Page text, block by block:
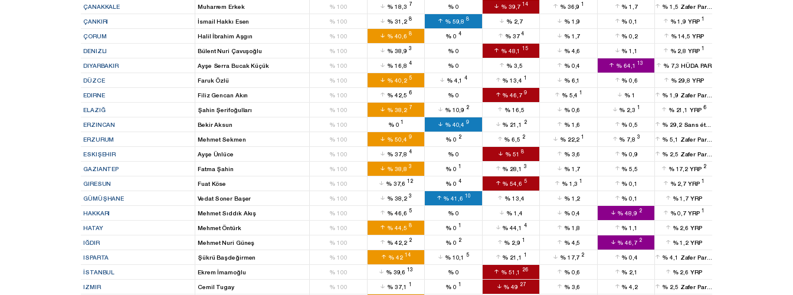
ÇANAKKALE Muharrem Erkek % 100 % 18,3 7 % 0 %39,7 14 %36,9 1 % 1,7 % 1,5 Zafer Partisi
ÇANKIRI İsmail Hakkı Esen % 100 % 31,2 8 %59,88 % 2,7 %1,9 % 0,1 %1,9YRP 1
ÇORUM Halil İbrahim Aşgın % 100 % 40,6 8 % 0 4 %374 %1,7 % 0,2 %14,5 YRP
DENIZLI Bülent Nuri Çavuşoğlu % 100 % 38,9 3 % 0 %48,1 15 %4,6 % 1,1 %2,8YRP 1
DIYARBAKIR Ayşe Serra Bucak Küçük % 100 % 16,8 4 % 0 % 3,5 %0,4 %64,1 13 %7,3HÜDA PAR
DÜZCE Faruk Özlü % 100 % 40,2 5 %4,14 % 13,4 1 %6,1 % 0,6 %29,8 YRP
EDIRNE Filiz Gencan Akın % 100 % 42,5 6 % 0 % 46,7 9 %5,4 1 %1 % 1,9 Zafer Partisi
ELAZIĞ Şahin Şerifoğulları % 100 % 38,2 7 %10,9 2 % 16,5 %0,6 % 2,3 1 %21,1YRP 6
ERZINCAN Bekir Aksun % 100 %0 1 %40,49 % 21,1 2 %1,6 % 0,5 % 29,2 Sans étiquette
ERZURUM Mehmet Sekmen % 100 % 50,4 9 % 0 2 % 6,5 2 %22,2 1 % 7,8 3 % 5,1 Zafer Partisi
ESKIŞEHIR Ayşe Ünlüce % 100 % 37,8 4 % 0 %518 %3,6 % 0,9 % 2,5 Zafer Partisi
GAZIANTEP Fatma Şahin % 100 % 38,8 3 % 0 1 % 28,1 3 %1,7 % 5,5 %17,2YRP 2
GIRESUN Fuat Köse % 100 %37,6 12 % 0 4 % 54,6 5 %1,3 1 % 0,1 %2,7YRP 1
GÜMÜŞHANE Vedat Soner Başer % 100 % 38,2 3 % 41,6 10 % 13,4 %1,2 % 0,1 %1,7 YRP
HAKKARI Mehmet Sıddık Akış % 100 % 46,6 5 % 0 % 1,4 %0,4 % 48,9 2 %0,7YRP 1
HATAY Mehmet Öntürk % 100 % 44,5 8 % 0 1 % 44,1 4 %1,8 % 1,1 %2,6 YRP
IĞDIR Mehmet Nuri Güneş % 100 % 42,2 2 % 0 2 % 2,9 1 %4,5 % 46,7 2 %1,2 YRP
ISPARTA Şükrü Başdeğirmen % 100 % 42 14 %10,15 % 21,1 1 %17,7 2 % 0,4 % 4,1 Zafer Partisi
İSTANBUL Ekrem İmamoğlu % 100 %39,6 13 % 0 %51,1 26 %0,6 % 2,1 %2,6 YRP
IZMIR Cemil Tugay % 100 % 37,1 1 % 0 1 % 49 27 %3,6 % 4,2 % 2,5 Zafer Partisi